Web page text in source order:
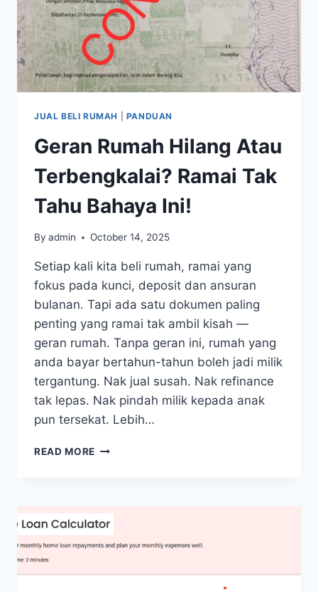
JUAL BELI RUMAH PANDUAN
Geran Rumah Hilang Atau
Terbengkalai? Ramai Tak
Tahu Bahaya Ini!
By admin October 14, 2025
Setiap kali kita beli rumah, ramai yang
fokus pada kunci, deposit dan ansuran
bulanan. Tapi ada satu dokumen paling
penting yang ramai tak ambil kisah —
geran rumah. Tanpa geran ini, rumah yang
anda bayar bertahun-tahun boleh jadi milik
tergantung. Nak jual susah. Nak refinance
tak lepas. Nak pindah milik kepada anak
pun tersekat. Lebih…
READ MORE